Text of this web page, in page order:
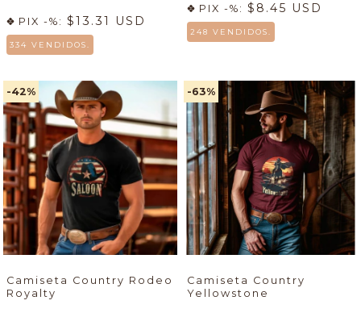
PIX -%: $13.31 USD
334 VENDIDOS.
PIX -%: $8.45 USD
248 VENDIDOS.
-42%
Camiseta Country Rodeo
Royalty
-63%
Camiseta Country
Yellowstone